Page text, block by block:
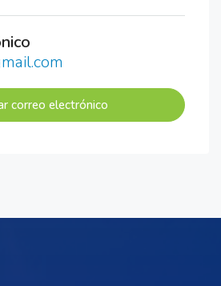
correo electrónico